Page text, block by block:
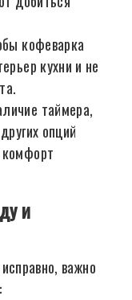
кофеварка
кухни и не
таймера,
опций
и
важно